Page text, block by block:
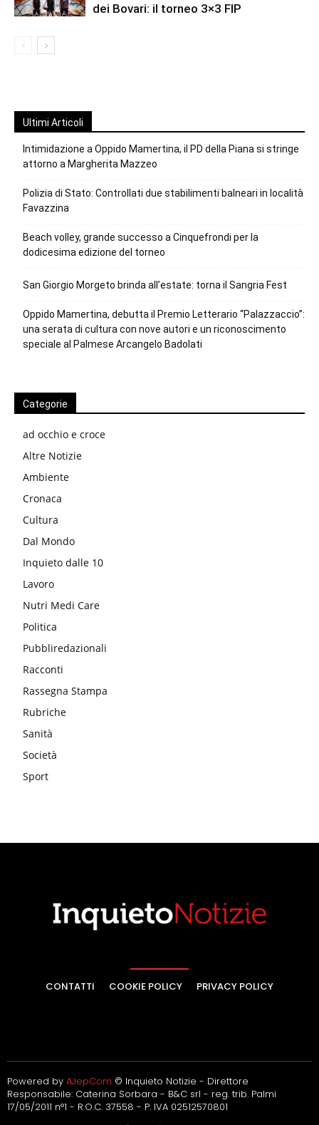
dei Bovari: il torneo 3×3 FIP
Ultimi Articoli
Intimidazione a Oppido Mamertina, il PD della Piana si stringe
attorno a Margherita Mazzeo
Polizia di Stato: Controllati due stabilimenti balneari in località
Favazzina
Beach volley, grande successo a Cinquefrondi per la
dodicesima edizione del torneo
San Giorgio Morgeto brinda all’estate: torna il Sangria Fest
Oppido Mamertina, debutta il Premio Letterario “Palazzaccio”:
una serata di cultura con nove autori e un riconoscimento
speciale al Palmese Arcangelo Badolati
Categorie
ad occhio e croce
Altre Notizie
Ambiente
Cronaca
Cultura
Dal Mondo
Inquieto dalle 10
Lavoro
Nutri Medi Care
Politica
Pubbliredazionali
Racconti
Rassegna Stampa
Rubriche
Sanità
Società
Sport
CONTATTI COOKIE POLICY PRIVACY POLICY
Powered by AJepCom © Inquieto Notizie - Direttore
Responsabile: Caterina Sorbara - B&C srl - reg. trib. Palmi
17/05/2011 n°1 - R.O.C. 37558 - P. IVA 02512570801